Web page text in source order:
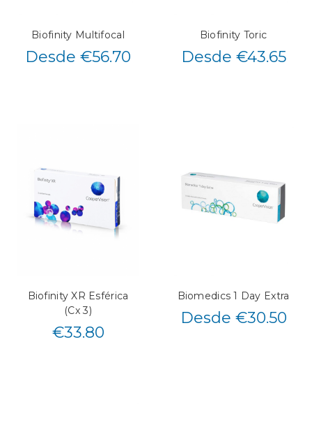
Biofinity Multifocal
Desde €56.70
Biofinity Toric
Desde €43.65
Biofinity XR Esférica
(Cx 3)
€33.80
Biomedics 1 Day Extra
Desde €30.50